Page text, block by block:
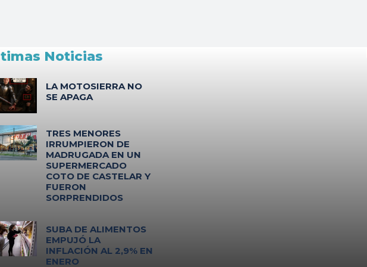
Noticias
LA MOTOSIERRA NO
SE APAGA
TRES MENORES
IRRUMPIERON DE
MADRUGADA EN UN
SUPERMERCADO
COTO DE CASTELAR Y
FUERON
SORPRENDIDOS
SUBA DE ALIMENTOS
EMPUJÓ LA
INFLACIÓN AL 2,9% EN
ENERO